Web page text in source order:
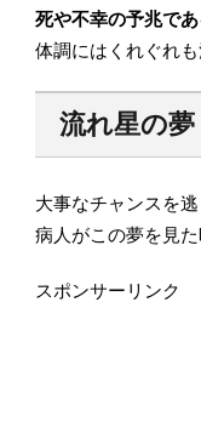
死や不幸の予兆であ
体調にはくれぐれ
流れ星の夢
大事なチャンスを
病人がこの夢を見
スポンサーリンク